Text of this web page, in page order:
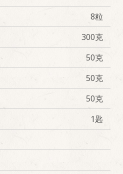
8粒
300克
50克
50克
50克
1匙